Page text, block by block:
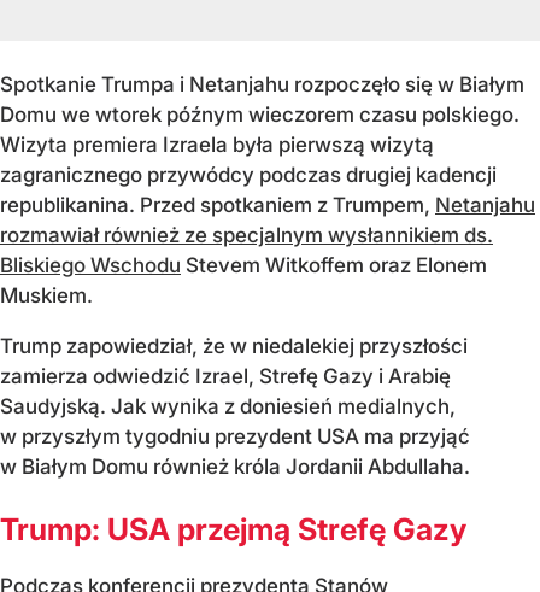
Spotkanie Trumpa i Netanjahu rozpoczęło się w Białym
Domu we wtorek późnym wieczorem czasu polskiego.
Wizyta premiera Izraela była pierwszą wizytą
zagranicznego przywódcy podczas drugiej kadencji
republikanina. Przed spotkaniem z Trumpem, Netanjahu
rozmawiał również ze specjalnym wysłannikiem ds.
Bliskiego Wschodu Stevem Witkoffem oraz Elonem
Muskiem.
Trump zapowiedział, że w niedalekiej przyszłości
zamierza odwiedzić Izrael, Strefę Gazy i Arabię
Saudyjską. Jak wynika z doniesień medialnych,
w przyszłym tygodniu prezydent USA ma przyjąć
w Białym Domu również króla Jordanii Abdullaha.
Trump: USA przejmą Strefę Gazy
Podczas konferencji prezydenta Stanów